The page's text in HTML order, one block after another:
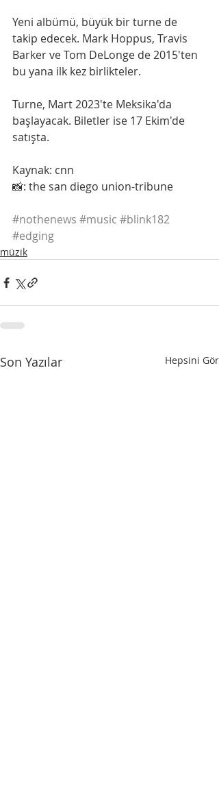
Yeni albümü, büyük bir turne de
takip edecek. Mark Hoppus, Travis
Barker ve Tom DeLonge de 2015'ten
bu yana ilk kez birlikteler.
Turne, Mart 2023'te Meksika'da
başlayacak. Biletler ise 17 Ekim'de
satışta.
Kaynak: cnn
📸: the san diego union-tribune
#nothenews #music #blink182
#edging
müzik
Son Yazılar Hepsini Gör